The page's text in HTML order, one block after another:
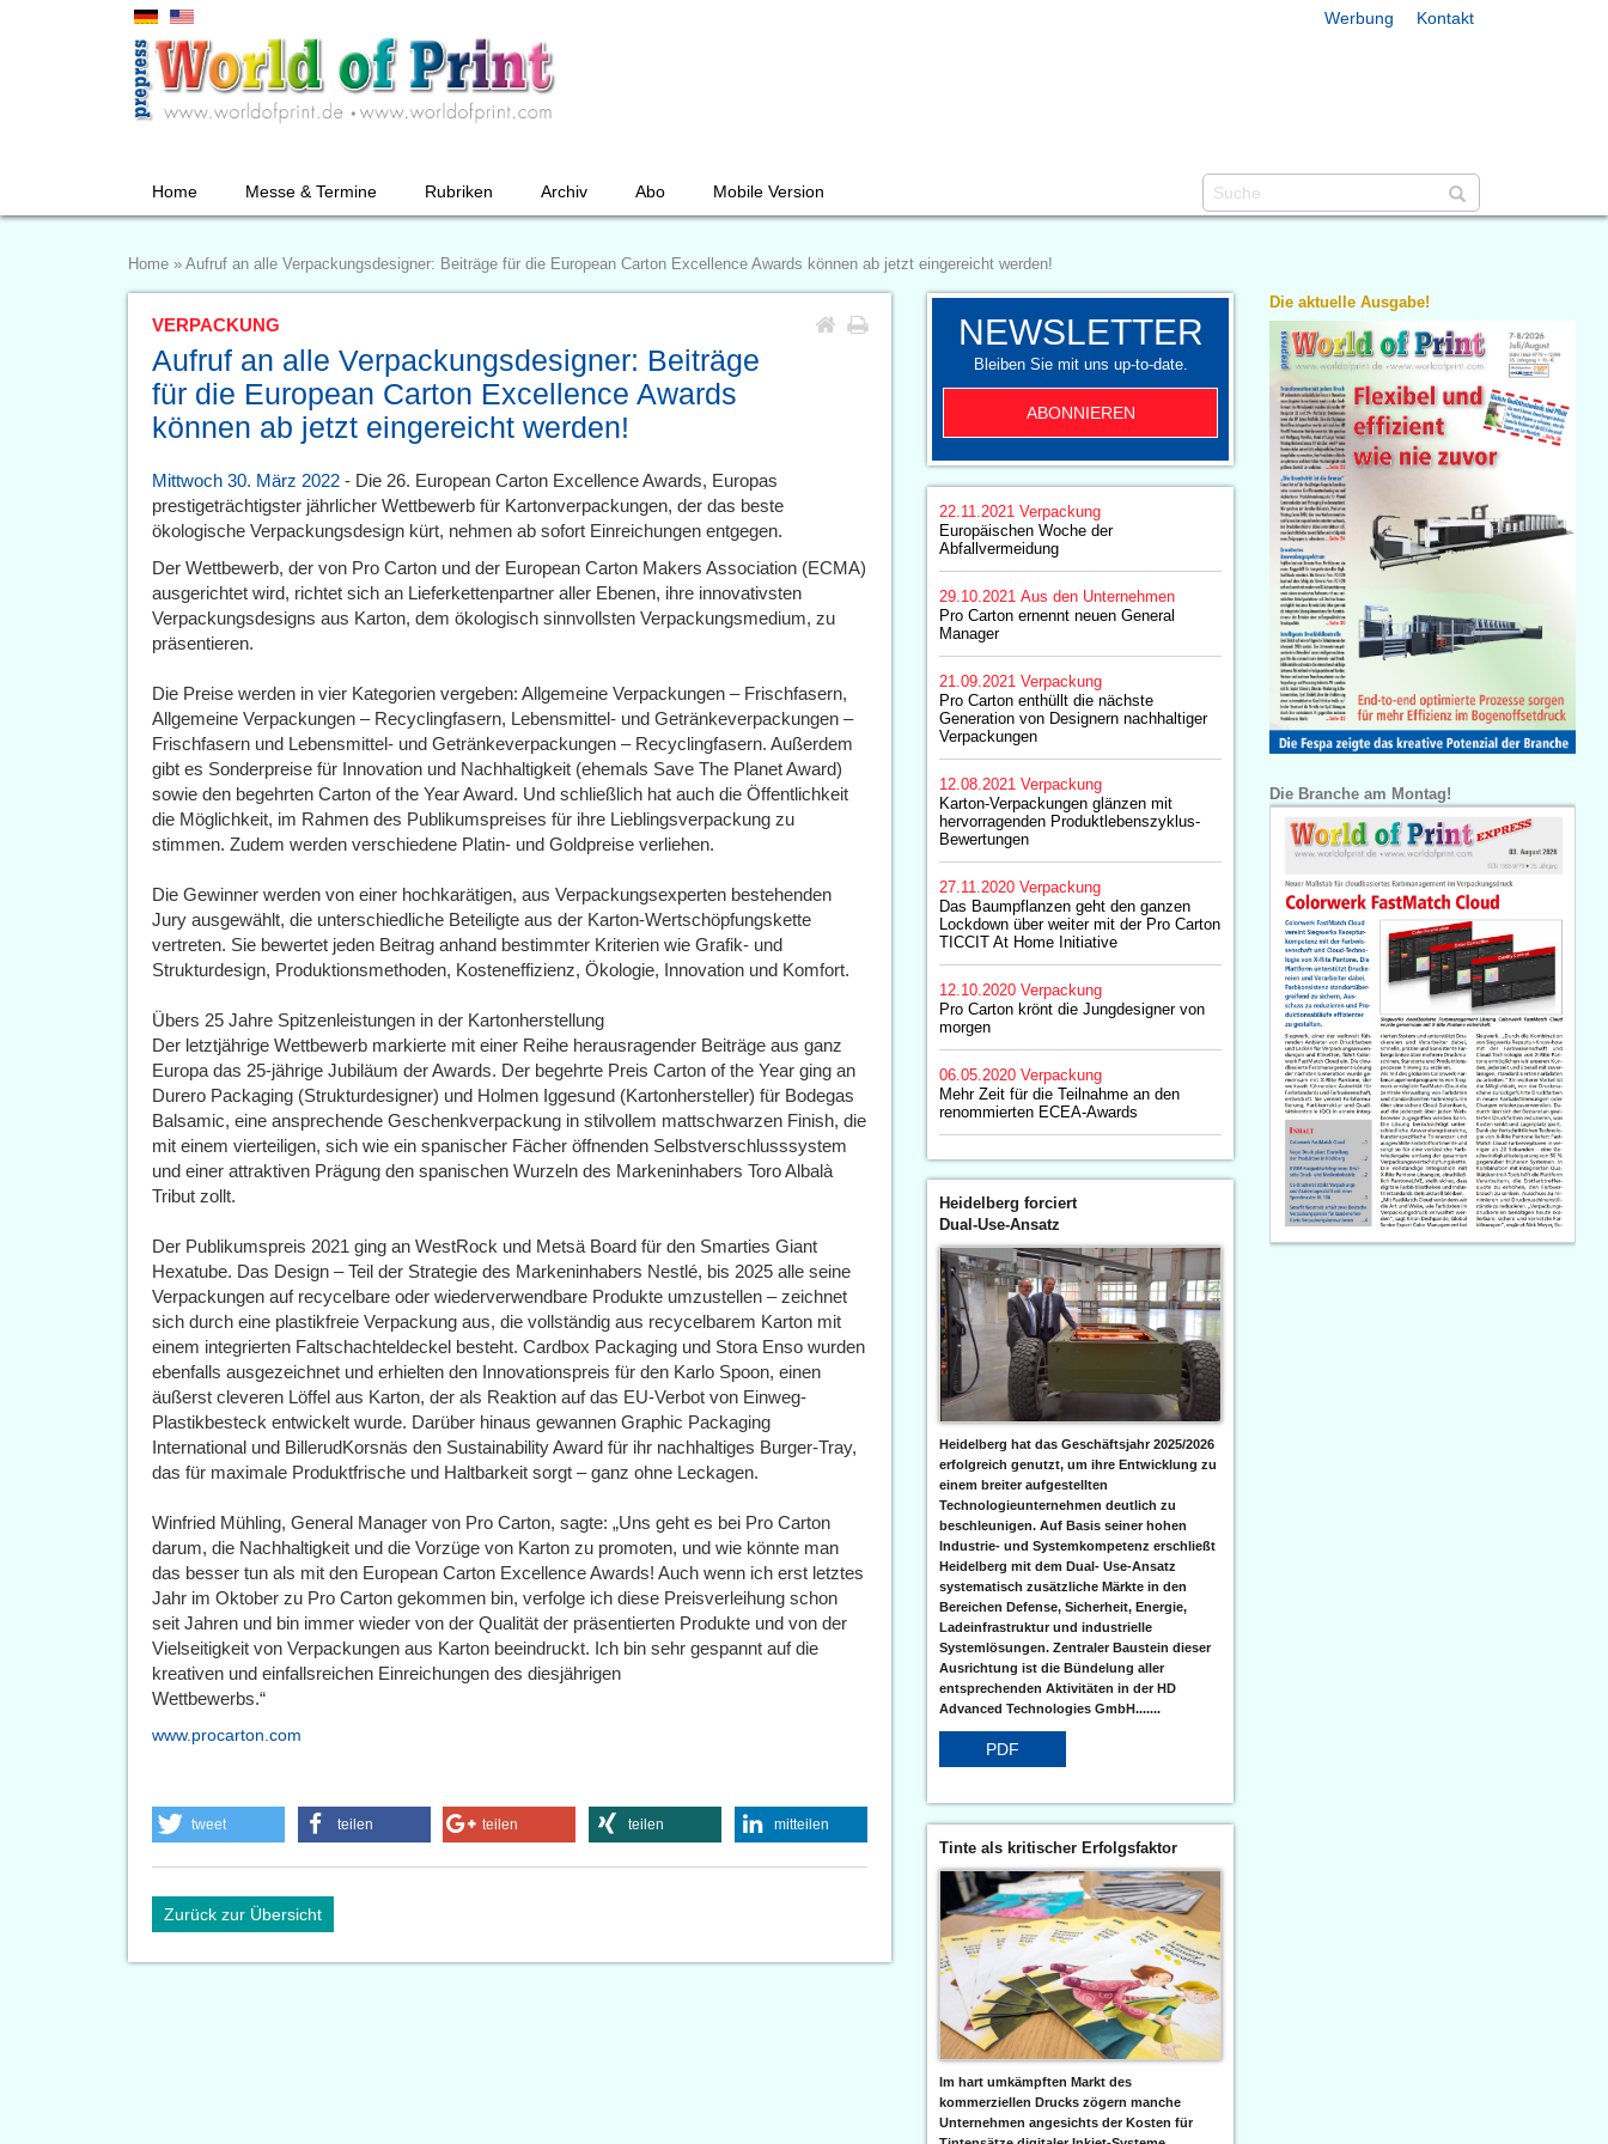
Werbung Kontakt
Home Messe & Termine Rubriken Archiv Abo Mobile Version
Home » Aufruf an alle Verpackungsdesigner: Beiträge für die European Carton Excellence Awards können ab jetzt eingereicht werden!
VERPACKUNG
Aufruf an alle Verpackungsdesigner: Beiträge
für die European Carton Excellence Awards
können ab jetzt eingereicht werden!
Mittwoch 30. März 2022 - Die 26. European Carton Excellence Awards, Europas
prestigeträchtigster jährlicher Wettbewerb für Kartonverpackungen, der das beste
ökologische Verpackungsdesign kürt, nehmen ab sofort Einreichungen entgegen.
Der Wettbewerb, der von Pro Carton und der European Carton Makers Association (ECMA)
ausgerichtet wird, richtet sich an Lieferkettenpartner aller Ebenen, ihre innovativsten
Verpackungsdesigns aus Karton, dem ökologisch sinnvollsten Verpackungsmedium, zu
präsentieren.
Die Preise werden in vier Kategorien vergeben: Allgemeine Verpackungen – Frischfasern,
Allgemeine Verpackungen – Recyclingfasern, Lebensmittel- und Getränkeverpackungen –
Frischfasern und Lebensmittel- und Getränkeverpackungen – Recyclingfasern. Außerdem
gibt es Sonderpreise für Innovation und Nachhaltigkeit (ehemals Save The Planet Award)
sowie den begehrten Carton of the Year Award. Und schließlich hat auch die Öffentlichkeit
die Möglichkeit, im Rahmen des Publikumspreises für ihre Lieblingsverpackung zu
stimmen. Zudem werden verschiedene Platin- und Goldpreise verliehen.
Die Gewinner werden von einer hochkarätigen, aus Verpackungsexperten bestehenden
Jury ausgewählt, die unterschiedliche Beteiligte aus der Karton-Wertschöpfungskette
vertreten. Sie bewertet jeden Beitrag anhand bestimmter Kriterien wie Grafik- und
Strukturdesign, Produktionsmethoden, Kosteneffizienz, Ökologie, Innovation und Komfort.
Übers 25 Jahre Spitzenleistungen in der Kartonherstellung
Der letztjährige Wettbewerb markierte mit einer Reihe herausragender Beiträge aus ganz
Europa das 25-jährige Jubiläum der Awards. Der begehrte Preis Carton of the Year ging an
Durero Packaging (Strukturdesigner) und Holmen Iggesund (Kartonhersteller) für Bodegas
Balsamic, eine ansprechende Geschenkverpackung in stilvollem mattschwarzen Finish, die
mit einem vierteiligen, sich wie ein spanischer Fächer öffnenden Selbstverschlusssystem
und einer attraktiven Prägung den spanischen Wurzeln des Markeninhabers Toro Albalà
Tribut zollt.
Der Publikumspreis 2021 ging an WestRock und Metsä Board für den Smarties Giant
Hexatube. Das Design – Teil der Strategie des Markeninhabers Nestlé, bis 2025 alle seine
Verpackungen auf recycelbare oder wiederverwendbare Produkte umzustellen – zeichnet
sich durch eine plastikfreie Verpackung aus, die vollständig aus recycelbarem Karton mit
einem integrierten Faltschachteldeckel besteht. Cardbox Packaging und Stora Enso wurden
ebenfalls ausgezeichnet und erhielten den Innovationspreis für den Karlo Spoon, einen
äußerst cleveren Löffel aus Karton, der als Reaktion auf das EU-Verbot von Einweg-
Plastikbesteck entwickelt wurde. Darüber hinaus gewannen Graphic Packaging
International und BillerudKorsnäs den Sustainability Award für ihr nachhaltiges Burger-Tray,
das für maximale Produktfrische und Haltbarkeit sorgt – ganz ohne Leckagen.
Winfried Mühling, General Manager von Pro Carton, sagte: „Uns geht es bei Pro Carton
darum, die Nachhaltigkeit und die Vorzüge von Karton zu promoten, und wie könnte man
das besser tun als mit den European Carton Excellence Awards! Auch wenn ich erst letztes
Jahr im Oktober zu Pro Carton gekommen bin, verfolge ich diese Preisverleihung schon
seit Jahren und bin immer wieder von der Qualität der präsentierten Produkte und von der
Vielseitigkeit von Verpackungen aus Karton beeindruckt. Ich bin sehr gespannt auf die
kreativen und einfallsreichen Einreichungen des diesjährigen
Wettbewerbs.“
www.procarton.com
tweet teilen teilen teilen mitteilen
Zurück zur Übersicht
NEWSLETTER
Bleiben Sie mit uns up-to-date.
ABONNIEREN
22.11.2021 Verpackung
Europäischen Woche der
Abfallvermeidung
29.10.2021 Aus den Unternehmen
Pro Carton ernennt neuen General
Manager
21.09.2021 Verpackung
Pro Carton enthüllt die nächste
Generation von Designern nachhaltiger
Verpackungen
12.08.2021 Verpackung
Karton-Verpackungen glänzen mit
hervorragenden Produktlebenszyklus-
Bewertungen
27.11.2020 Verpackung
Das Baumpflanzen geht den ganzen
Lockdown über weiter mit der Pro Carton
TICCIT At Home Initiative
12.10.2020 Verpackung
Pro Carton krönt die Jungdesigner von
morgen
06.05.2020 Verpackung
Mehr Zeit für die Teilnahme an den
renommierten ECEA-Awards
Heidelberg forciert
Dual-Use-Ansatz
Heidelberg hat das Geschäftsjahr 2025/2026
erfolgreich genutzt, um ihre Entwicklung zu
einem breiter aufgestellten
Technologieunternehmen deutlich zu
beschleunigen. Auf Basis seiner hohen
Industrie- und Systemkompetenz erschließt
Heidelberg mit dem Dual- Use-Ansatz
systematisch zusätzliche Märkte in den
Bereichen Defense, Sicherheit, Energie,
Ladeinfrastruktur und industrielle
Systemlösungen. Zentraler Baustein dieser
Ausrichtung ist die Bündelung aller
entsprechenden Aktivitäten in der HD
Advanced Technologies GmbH.......
PDF
Tinte als kritischer Erfolgsfaktor
Im hart umkämpften Markt des
kommerziellen Drucks zögern manche
Unternehmen angesichts der Kosten für
Die aktuelle Ausgabe!
Die Branche am Montag!